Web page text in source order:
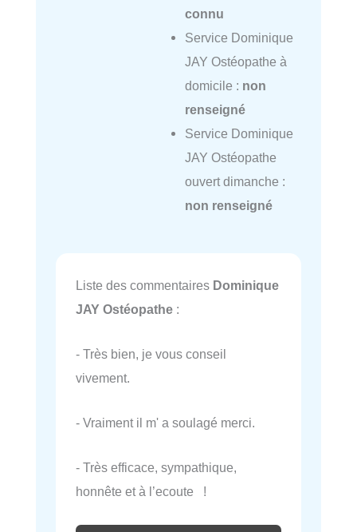
connu
Service Dominique
JAY Ostéopathe à
domicile : non
renseigné
Service Dominique
JAY Ostéopathe
ouvert dimanche :
non renseigné
Liste des commentaires Dominique
JAY Ostéopathe :
- Très bien, je vous conseil
vivement.
- Vraiment il m' a soulagé merci.
- Très efficace, sympathique,
honnête et à l’ecoute !